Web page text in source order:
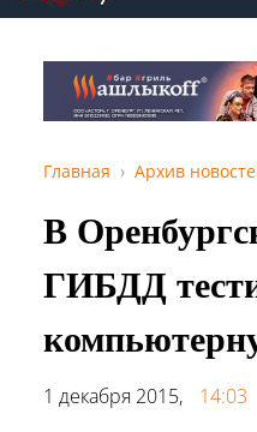
Главная Архив
В
ГИБДД
1 декабря 2015,
14:03